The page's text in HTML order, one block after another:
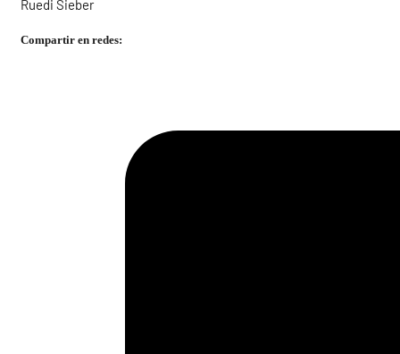
Ruedi Sieber
Compartir en redes: